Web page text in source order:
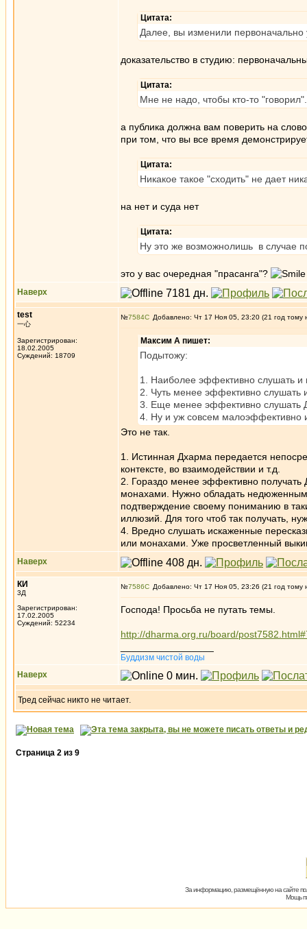
Цитата:
Далее, вы изменили первоначально
доказательство в студию:
Цитата:
Мне не надо, чтобы кто-то "говорил".
а публика должна вам поверить на
при том, что вы все время
Цитата:
Никакое такое "сходить" не дает
на нет и суда нет
Цитата:
Ну это же возможнолишь в случае
это у вас очередная "прасанга"?
Наверх
test
一心
Зарегистрирован:
18.02.2005
Суждений: 18709
№7584 Добавлено: Чт 17 Ноя 05, 23:20 (21 год тому
Максим А пишет:
Подытожу:
1. Наиболее эффективно слушать и
2. Чуть менее эффективно слушать
3. Еще менее эффективно слушать
4. Ну и уж совсем малоэффективно
Это не так.
1. Истинная Дхарма передается
контексте, во взаимодействии и т.д.
2. Гораздо менее эффективно получать
монахами. Нужно обладать
подтверждение своему пониманию в
иллюзий. Для того чтоб так получать,
4. Вредно слушать искаженные
или монахами. Уже просветленный
Наверх
КИ
3Д
Зарегистрирован:
17.02.2005
Суждений: 52234
№7586 Добавлено: Чт 17 Ноя 05, 23:26 (21 год тому
Господа! Просьба не путать темы.
http://dharma.org.ru/board/
Буддизм чистой воды
Наверх
Тред сейчас никто не читает.
Страница 2 из 9
За информацию, размещённую на сайте
Мощь